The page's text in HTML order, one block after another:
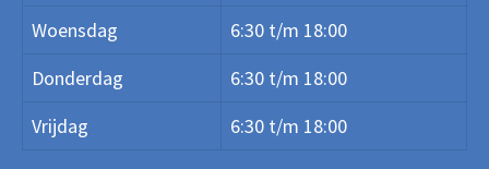
Woensdag
6:30 t/m 18:00
Donderdag
6:30 t/m 18:00
Vrijdag
6:30 t/m 18:00